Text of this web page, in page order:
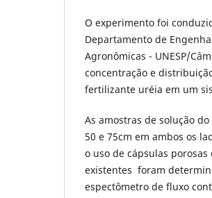
O experimento foi
Departamento de
Agronômicas - UNESP/
concentração e
fertilizante uréia em um
As amostras de solução
50 e 75cm em ambos os
o uso de cápsulas
existentes foram
espectômetro de fluxo